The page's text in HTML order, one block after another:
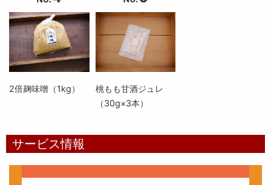
2倍麹味噌（1kg）
桃もも甘酒ジュレ
（30g×3本）
サービス情報